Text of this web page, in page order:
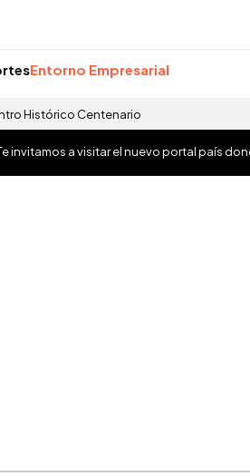
Entorno Empresarial
Histórico Centenario
Te invitamos a visitar el nuevo portal país